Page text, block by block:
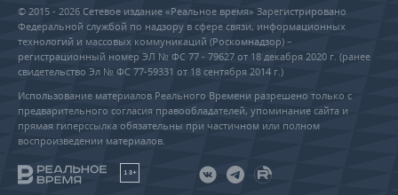
© 2015 - 2026 Сетевое издание «Реальное время» Зарегистрировано
Федеральной службой по надзору в сфере связи, информационных
технологий и массовых коммуникаций (Роскомнадзор) –
регистрационный номер ЭЛ № ФС 77 - 79627 от 18 декабря 2020 г. (ранее
свидетельство Эл № ФС 77-59331 от 18 сентября 2014 г.)
Использование материалов Реального Времени разрешено только с
предварительного согласия правообладателей, упоминание сайта и
прямая гиперссылка обязательны при частичном или полном
воспроизведении материалов.
18+